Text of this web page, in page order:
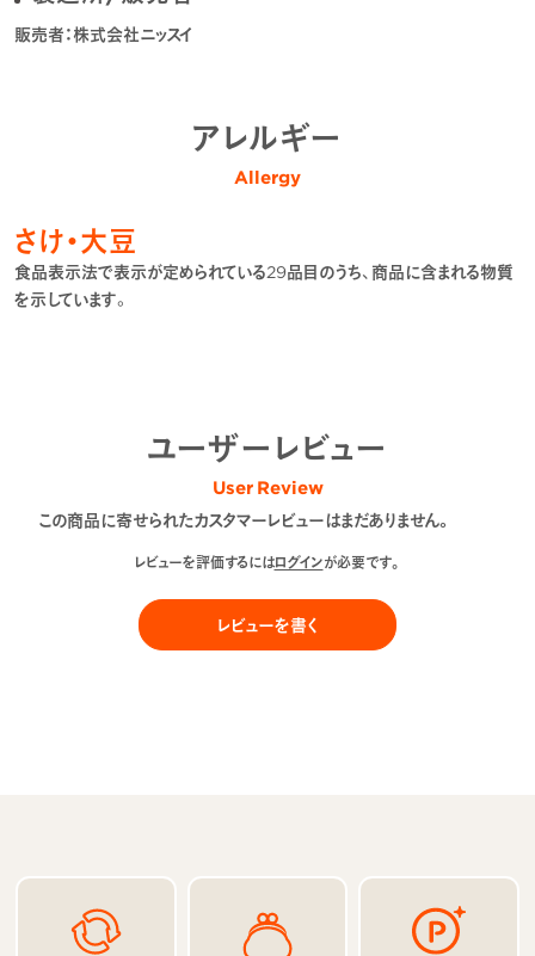
販売者：株式会社ニッスイ
アレルギー
Allergy
さけ・大豆
食品表示法で表示が定められている29品目のうち、商品に含まれる物質
を示しています。
ユーザーレビュー
User Review
この商品に寄せられたカスタマーレビューはまだありません。
レビューを評価するにはログインが必要です。
レビューを書く